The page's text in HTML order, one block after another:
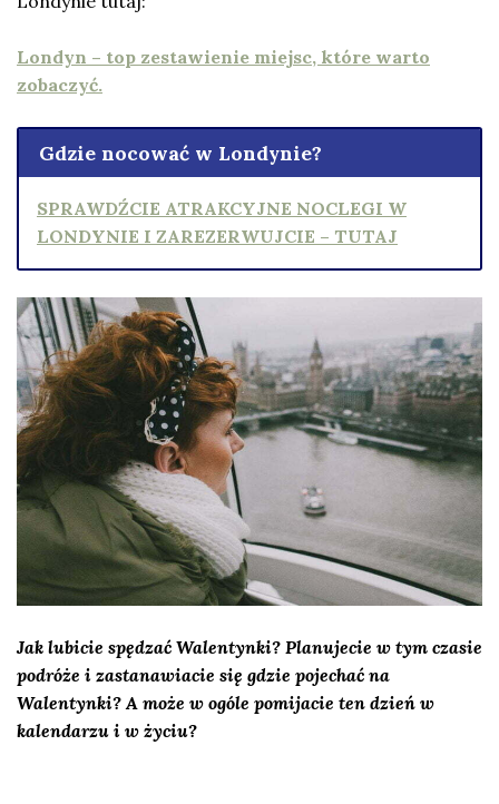
Londyn – top zestawienie miejsc, które warto
zobaczyć.
Gdzie nocować w Londynie?
SPRAWDŹCIE ATRAKCYJNE NOCLEGI W
LONDYNIE I ZAREZERWUJCIE – TUTAJ
Jak lubicie spędzać Walentynki? Planujecie w tym czasie
podróże i zastanawiacie się gdzie pojechać na
Walentynki? A może w ogóle pomijacie ten dzień w
kalendarzu i w życiu?